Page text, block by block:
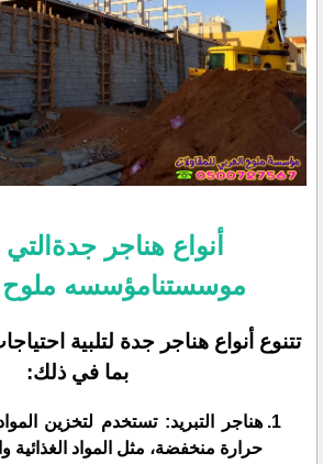
أنواع هناجر جدةالتي
موسستنامؤسسه ملوح
تتنوع أنواع هناجر جدة لتلبية
بما في ذلك:
هناجر التبريد: تستخدم لتخزين
حرارة منخفضة، مثل المواد الغذائية